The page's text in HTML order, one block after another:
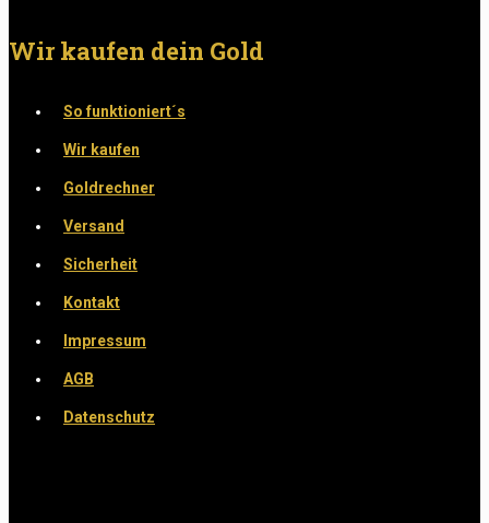
Wir kaufen dein Gold
So funktioniert´s
Wir kaufen
Goldrechner
Versand
Sicherheit
Kontakt
Impressum
AGB
Datenschutz